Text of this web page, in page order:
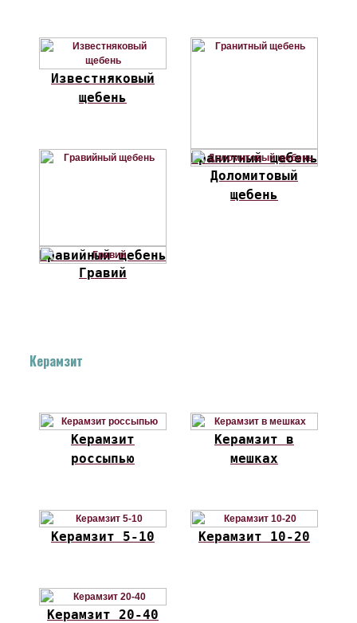
Известняковый
щебень
Гранитный щебень
Гравийный щебень
Доломитовый
щебень
Гравий
Керамзит
Керамзит
россыпью
Керамзит в
мешках
Керамзит 5-10 Керамзит 10-20
Керамзит 20-40